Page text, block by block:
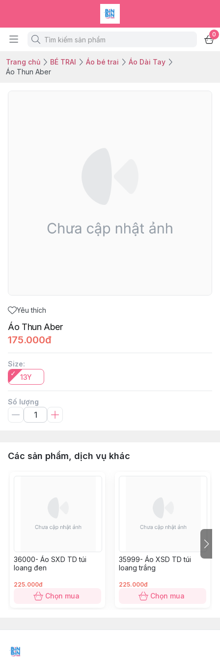
0
Trang chủ BÉ TRAI Áo bé trai
Áo Dài Tay
Áo Thun Aber
Yêu thích
Áo Thun Aber
175.000đ
Size:
13Y
Số lượng
Các sản phẩm, dịch vụ khác
36000- Áo SXD TD túi
loang đen
225.000đ
Chọn mua
35999- Áo XSD TD túi
loang trắng
225.000đ
Chọn mua